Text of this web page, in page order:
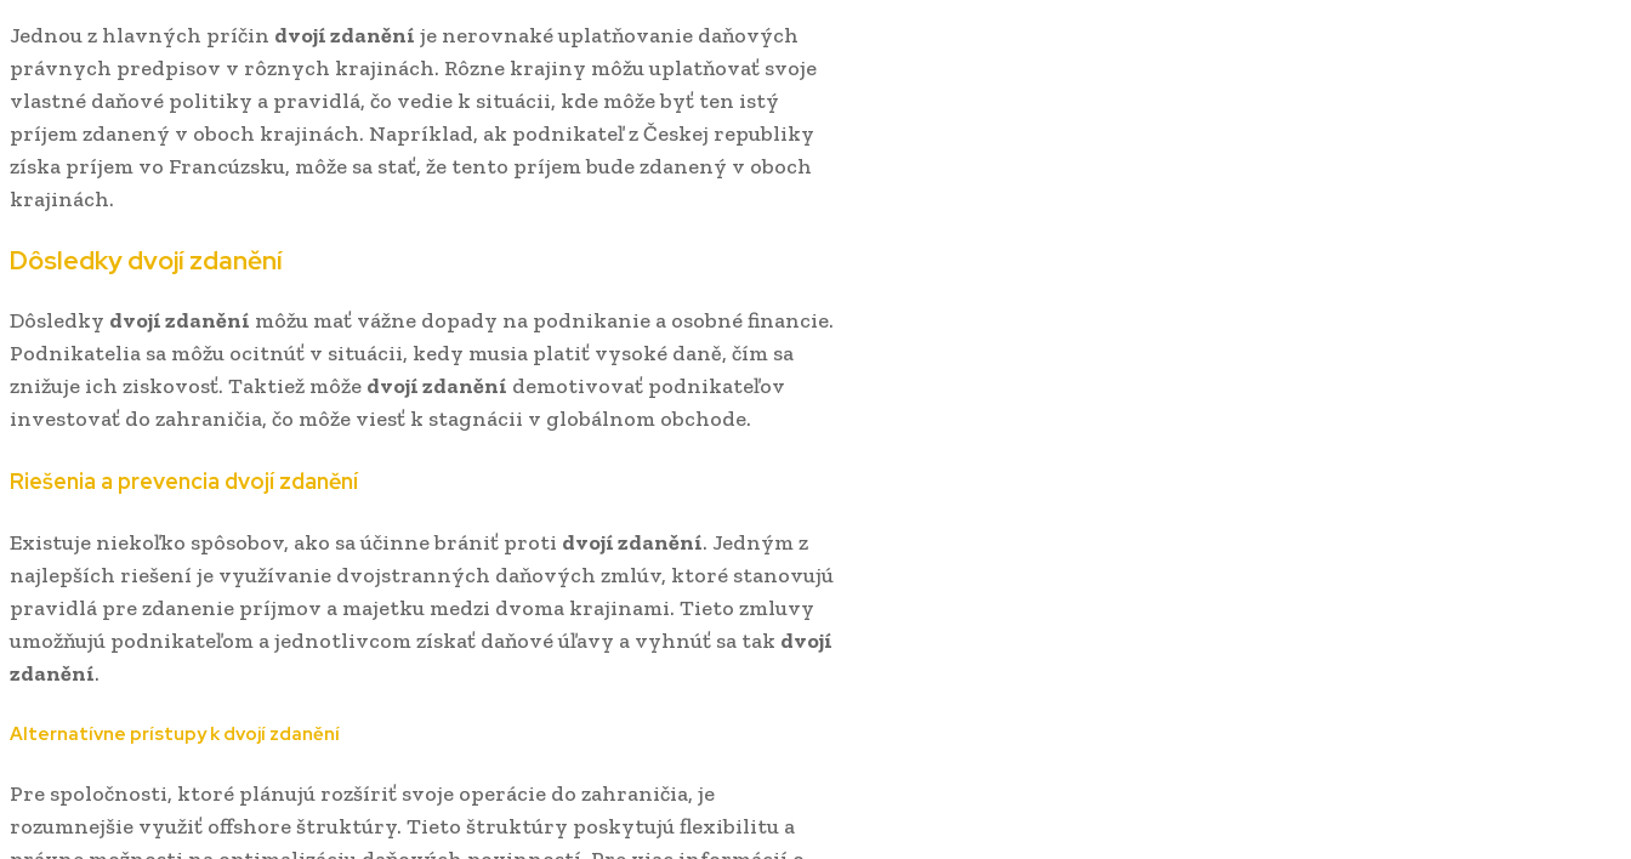
Jednou z hlavných príčin dvojí zdanění je nerovnaké uplatňovanie daňových
právnych predpisov v rôznych krajinách. Rôzne krajiny môžu uplatňovať svoje
vlastné daňové politiky a pravidlá, čo vedie k situácii, kde môže byť ten istý
príjem zdanený v oboch krajinách. Napríklad, ak podnikateľ z Českej republiky
získa príjem vo Francúzsku, môže sa stať, že tento príjem bude zdanený v oboch
krajinách.
Dôsledkydvojí zdanění
Dôsledky dvojí zdanění môžu mať vážne dopady na podnikanie a osobné financie.
Podnikatelia sa môžu ocitnúť v situácii, kedy musia platiť vysoké daně, čím sa
znižuje ich ziskovosť. Taktiež môže dvojí zdanění demotivovať podnikateľov
investovať do zahraničia, čo môže viesť k stagnácii v globálnom obchode.
Riešenia a prevencia dvojí zdanění
Existuje niekoľko spôsobov, ako sa účinne brániť proti dvojí zdanění. Jedným z
najlepších riešení je využívanie dvojstranných daňových zmlúv, ktoré stanovujú
pravidlá pre zdanenie príjmov a majetku medzi dvoma krajinami. Tieto zmluvy
umožňujú podnikateľom a jednotlivcom získať daňové úľavy a vyhnúť sa tak dvojí
zdanění.
Alternatívne prístupy kdvojí zdanění
Pre spoločnosti, ktoré plánujú rozšíriť svoje operácie do zahraničia, je
rozumnejšie využiť offshore štruktúry. Tieto štruktúry poskytujú flexibilitu a